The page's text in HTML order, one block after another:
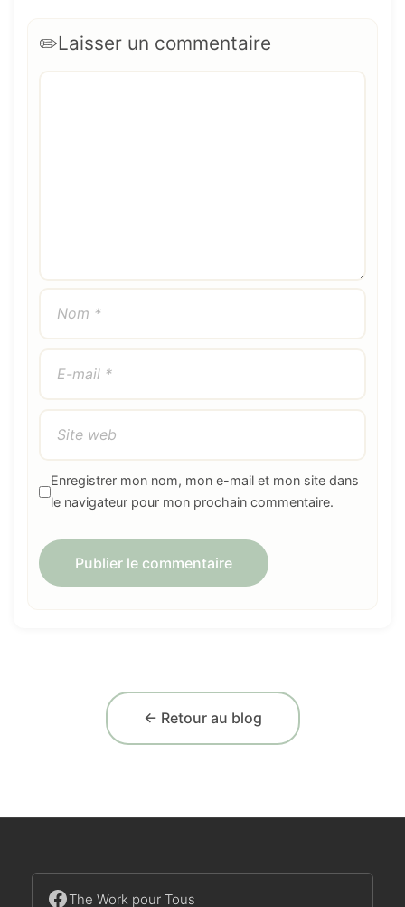
Laisser un commentaire
Enregistrer mon nom, mon e-mail et mon site dans
le navigateur pour mon prochain commentaire.
← Retour au blog
The Work pour Tous